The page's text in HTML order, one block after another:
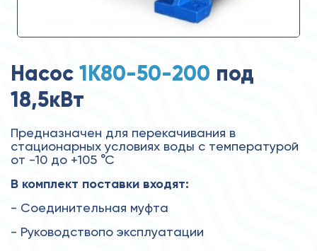
Насос 1К80-50-200 под
18,5кВт
Предназначен для перекачивания в
стационарных условиях воды с температурой
от -10 до +105 °С
В комплект поставки входят:
- Соединительная муфта
- Руководствопо эксплуатации